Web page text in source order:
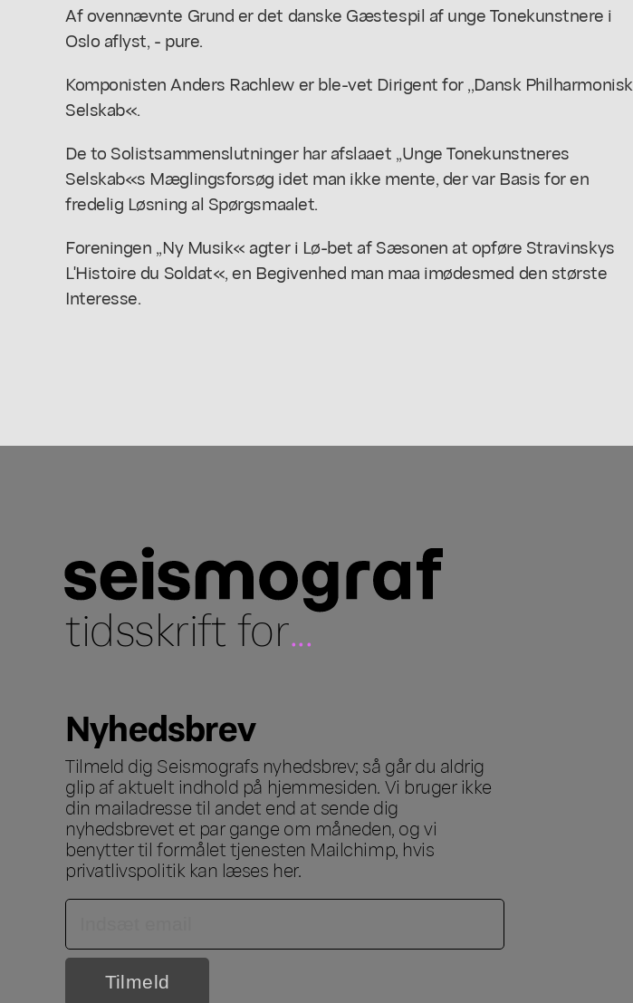
Af ovennævnte Grund er det danske Gæstespil af unge Tonekunstnere i
Oslo aflyst, - pure.
Komponisten Anders Rachlew er ble-vet Dirigent for ,,Dansk Philharmonisk
Selskab«.
De to Solistsammenslutninger har afslaaet ,,Unge Tonekunstneres
Selskab«s Mæglingsforsøg idet man ikke mente, der var Basis for en
fredelig Løsning al Spørgsmaalet.
Foreningen ,,Ny Musik« agter i Lø-bet af Sæsonen at opføre Stravinskys
L'Histoire du Soldat«, en Begivenhed man maa imødesmed den største
Interesse.
tidsskrift for...
Nyhedsbrev
Tilmeld dig Seismografs nyhedsbrev; så går du aldrig
glip af aktuelt indhold på hjemmesiden. Vi bruger ikke
din mailadresse til andet end at sende dig
nyhedsbrevet et par gange om måneden, og vi
benytter til formålet tjenesten Mailchimp, hvis
privatlivspolitik kan læses her.